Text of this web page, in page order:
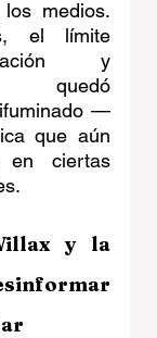
medios.
el límite
y
quedó
—
que aún
en ciertas
y la